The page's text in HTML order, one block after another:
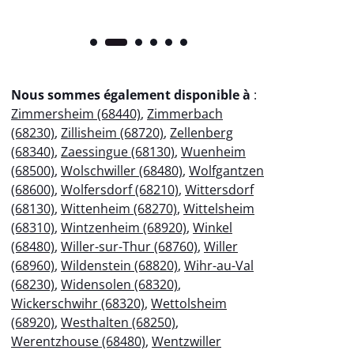
Nous sommes également disponible à :
Zimmersheim (68440), Zimmerbach
(68230), Zillisheim (68720), Zellenberg
(68340), Zaessingue (68130), Wuenheim
(68500), Wolschwiller (68480), Wolfgantzen
(68600), Wolfersdorf (68210), Wittersdorf
(68130), Wittenheim (68270), Wittelsheim
(68310), Wintzenheim (68920), Winkel
(68480), Willer-sur-Thur (68760), Willer
(68960), Wildenstein (68820), Wihr-au-Val
(68230), Widensolen (68320),
Wickerschwihr (68320), Wettolsheim
(68920), Westhalten (68250),
Werentzhouse (68480), Wentzwiller